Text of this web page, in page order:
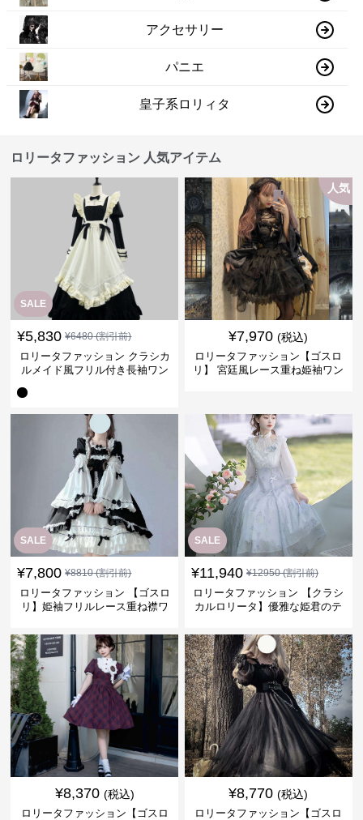
アクセサリー
パニエ
皇子系ロリィタ
ロリータファッション 人気アイテム
SALE
¥5,830 ¥6480(割引前)
ロリータファッション クラシカ
ルメイド風フリル付き長袖ワン
人気
¥7,970 (税込)
ロリータファッション【ゴスロ
リ】 宮廷風レース重ね姫袖ワン
SALE
¥7,800 ¥8810(割引前)
ロリータファッション 【ゴスロ
リ】姫袖フリルレース重ね襟ワ
SALE
¥11,940 ¥12950(割引前)
ロリータファッション 【クラシ
カルロリータ】優雅な姫君のテ
¥8,370 (税込)
ロリータファッション【ゴスロ
¥8,770 (税込)
ロリータファッション【ゴスロ